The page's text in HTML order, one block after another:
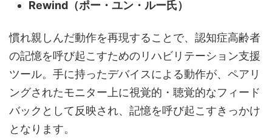
Rewind（ポー・ユン・ルー氏）
慣れ親しんだ動作を再現することで、認知症高齢者
の記憶を呼び起こすためのリハビリテーション支援
ツール。手に持ったデバイスによる動作が、ペアリ
ングされたモニター上に視覚的・聴覚的なフィード
バックとして反映され、記憶を呼び起こすきっかけ
となります。